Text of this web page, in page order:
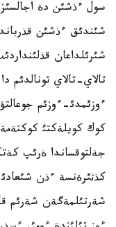
سول ءذشئن دة
شئندئق ءذشئن
شئرئلداعان
تالاي-تالاي تونالدئم
ءوزئمدئ-ءوزئم
كوك كويلةكتئ
جةلتوقساندا ةرئپ
كذثئرةنسة ءذن
شةرتئلمةگةن شةرئم